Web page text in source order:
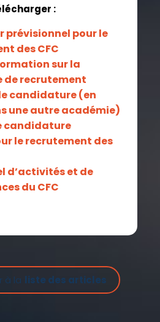
:
prévisionnel pour le
des CFC
sur la
de recrutement
candidature (en
une autre académie)
candidature
le recrutement des
d’activités et de
du CFC
à la liste des articles